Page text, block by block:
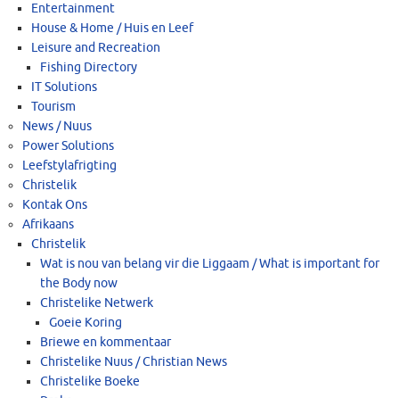
Entertainment
House & Home / Huis en Leef
Leisure and Recreation
Fishing Directory
IT Solutions
Tourism
News / Nuus
Power Solutions
Leefstylafrigting
Christelik
Kontak Ons
Afrikaans
Christelik
Wat is nou van belang vir die Liggaam / What is important for
the Body now
Christelike Netwerk
Goeie Koring
Briewe en kommentaar
Christelike Nuus / Christian News
Christelike Boeke